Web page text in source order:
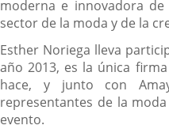
moderna e innovadora
sector de la moda y de la
Esther Noriega lleva
año 2013, es la única
hace, y junto con
representantes de la
evento.